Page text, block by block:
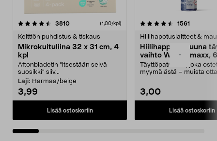
-
3810arvostelut (1,00/kpl)
Keittiön puhdistus & tiskaus
Mikrokuituliina 32 x 31 cm, 4
kpl
Aftonbladetin "itsestään selvä
suosikki" siiv...
Laji: Harmaa/beige
3,99
Lisää ostoskoriin
4.5viidestä
1561
Hiilihapotuslaitteet &
Hiilihappopatruuna
vaihto Wassermaxx,
Täyttöpatruuna, joka
myymälästä – muista
3,00
Lisää ostoskoriin
4.5viidestä